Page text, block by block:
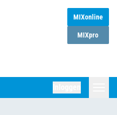
MIXonline
MIXpro